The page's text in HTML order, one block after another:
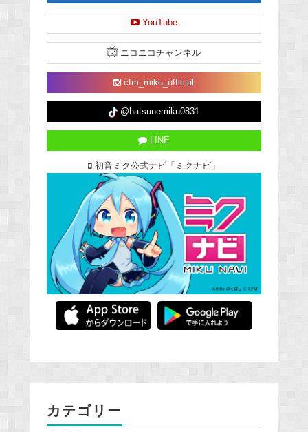
YouTube
ニコニコチャンネル
cfm_miku_official
@hatsunemiku0831
LINE
初音ミク公式ナビ「ミクナビ」
カテゴリー